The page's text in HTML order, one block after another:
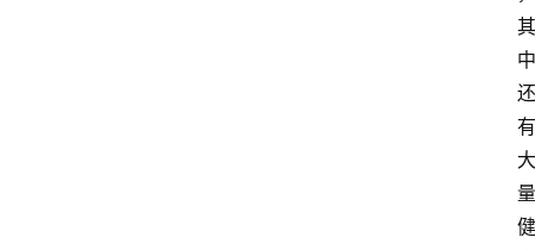
其
中
还
有
大
量
健